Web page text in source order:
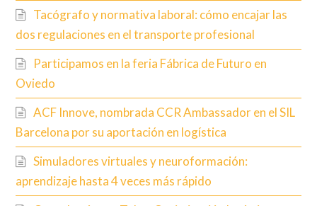
Tacógrafo y normativa laboral: cómo encajar las
dos regulaciones en el transporte profesional
Participamos en la feria Fábrica de Futuro en
Oviedo
ACF Innove, nombrada CCR Ambassador en el SIL
Barcelona por su aportación en logística
Simuladores virtuales y neuroformación:
aprendizaje hasta 4 veces más rápido